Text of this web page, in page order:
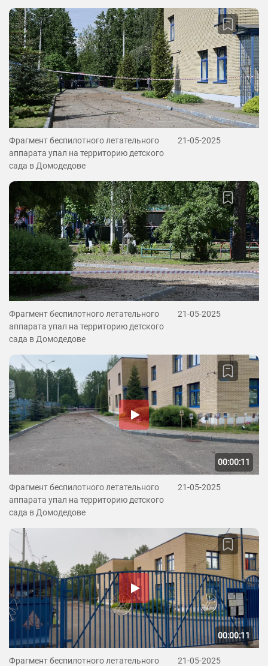
Фрагмент беспилотного летательного
аппарата упал на территорию детского
сада в Домодедове
21-05-2025
Фрагмент беспилотного летательного
аппарата упал на территорию детского
сада в Домодедове
21-05-2025
00:00:11
Фрагмент беспилотного летательного
аппарата упал на территорию детского
сада в Домодедове
21-05-2025
00:00:11
Фрагмент беспилотного летательного
21-05-2025